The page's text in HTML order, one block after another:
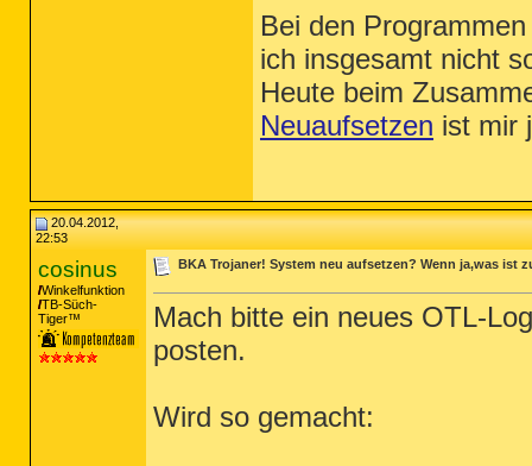
Bei den
ich insgesamt nicht
Heute beim
Neuaufsetzen ist mir
20.04.2012,
22:53
cosinus
Winkelfunktion
TB-Süch-
Tiger™
BKA Trojaner! System neu aufsetzen? Wenn ja,was ist
Mach bitte ein neues OTL-
posten.
Wird so gemacht: